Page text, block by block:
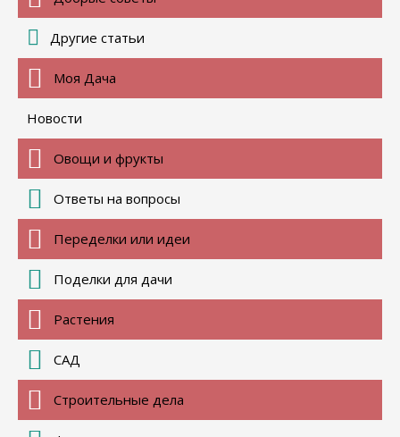
Другие статьи
Моя Дача
Новости
Овощи и фрукты
Ответы на вопросы
Переделки или идеи
Поделки для дачи
Растения
САД
Строительные дела